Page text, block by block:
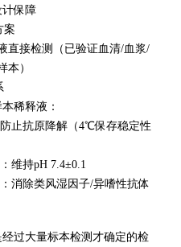
保障
案
直接检测（已验证血清/血浆/
本）
稀释液：
止抗原降解（4℃保存稳定性
维持pH 7.4±0.1
消除类风湿因子/异嗜性抗体
过大量标本检测才确定的检